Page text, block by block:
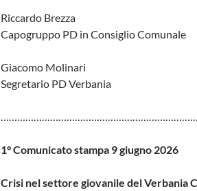
Riccardo Brezza
Capogruppo PD in Consiglio Comunale
Giacomo Molinari
Segretario PD Verbania
1° Comunicato stampa 9 giugno 2026
Crisi nel settore giovanile del Verbania